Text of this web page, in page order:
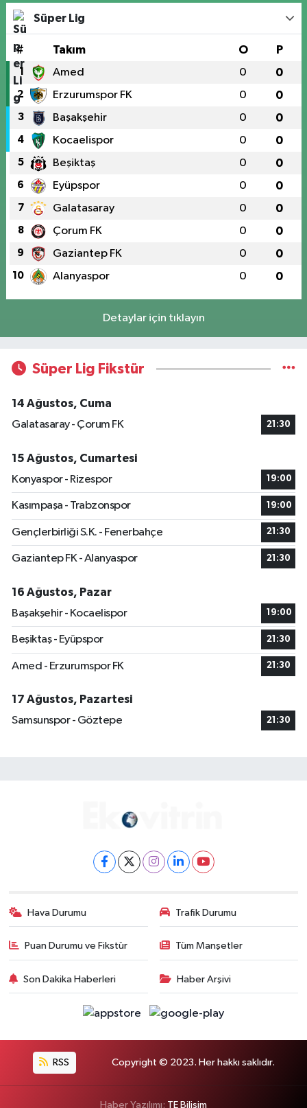
Süper Lig
# Takım O P
1 Amed 0 0
2 Erzurumspor FK 0 0
3 Başakşehir 0 0
4 Kocaelispor 0 0
5 Beşiktaş 0 0
6 Eyüpspor 0 0
7 Galatasaray 0 0
8 Çorum FK 0 0
9 Gaziantep FK 0 0
10 Alanyaspor 0 0
Detaylar için tıklayın
Süper Lig Fikstür
14 Ağustos, Cuma
Galatasaray - Çorum FK
21:30
15 Ağustos, Cumartesi
Konyaspor - Rizespor
19:00
Kasımpaşa - Trabzonspor 19:00
Gençlerbirliği S.K. - Fenerbahçe 21:30
Gaziantep FK - Alanyaspor 21:30
16 Ağustos, Pazar
Başakşehir - Kocaelispor
19:00
Beşiktaş - Eyüpspor 21:30
Amed - Erzurumspor FK 21:30
17 Ağustos, Pazartesi
Samsunspor - Göztepe
21:30
Hava Durumu Trafik Durumu
Puan Durumu ve Fikstür Tüm Manşetler
Son Dakika Haberleri Haber Arşivi
RSS Copyright © 2023. Her hakkı saklıdır.
Haber Yazılımı: TE Bilişim